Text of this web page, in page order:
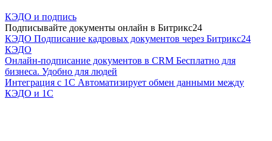
КЭДО и подпись
Подписывайте документы онлайн в Битрикс24
КЭДО Подписание кадровых документов через Битрикс24
КЭДО
Онлайн-подписание документов в CRM Бесплатно для
бизнеса. Удобно для людей
Интеграция с 1С Автоматизирует обмен данными между
КЭДО и 1С